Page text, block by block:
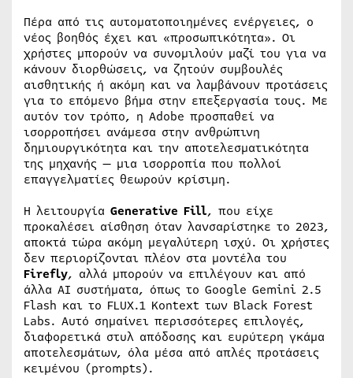
Πέρα από τις αυτοματοποιημένες ενέργειες, ο
νέος βοηθός έχει και «προσωπικότητα». Οι
χρήστες μπορούν να συνομιλούν μαζί του για να
κάνουν διορθώσεις, να ζητούν συμβουλές
αισθητικής ή ακόμη και να λαμβάνουν προτάσεις
για το επόμενο βήμα στην επεξεργασία τους. Με
αυτόν τον τρόπο, η Adobe προσπαθεί να
ισορροπήσει ανάμεσα στην ανθρώπινη
δημιουργικότητα και την αποτελεσματικότητα
της μηχανής — μια ισορροπία που πολλοί
επαγγελματίες θεωρούν κρίσιμη.
Η λειτουργία Generative Fill, που είχε
προκαλέσει αίσθηση όταν λανσαρίστηκε το 2023,
αποκτά τώρα ακόμη μεγαλύτερη ισχύ. Οι χρήστες
δεν περιορίζονται πλέον στα μοντέλα του
Firefly, αλλά μπορούν να επιλέγουν και από
άλλα AI συστήματα, όπως το Google Gemini 2.5
Flash και το FLUX.1 Kontext των Black Forest
Labs. Αυτό σημαίνει περισσότερες επιλογές,
διαφορετικά στυλ απόδοσης και ευρύτερη γκάμα
αποτελεσμάτων, όλα μέσα από απλές προτάσεις
κειμένου (prompts).